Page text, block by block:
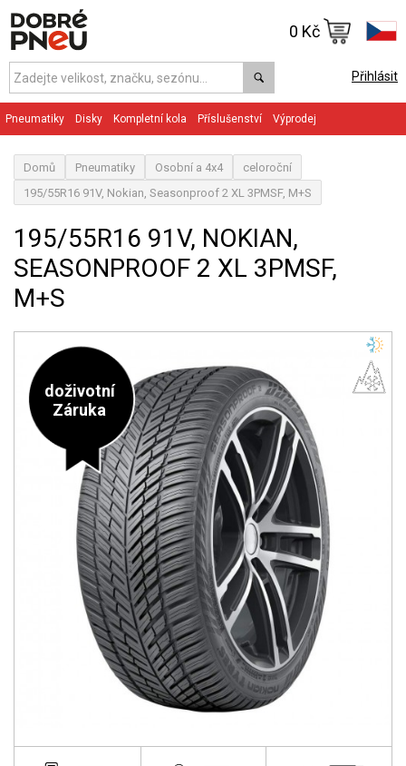
Přihlásit
0 Kč
Pneumatiky Disky Kompletní kola Příslušenství Výprodej
Domů Pneumatiky Osobní a 4x4
celoroční
195/55R16 91V, Nokian, Seasonproof 2 XL 3PMSF, M+S
195/55R16 91V, NOKIAN,
SEASONPROOF 2 XL 3PMSF,
M+S
doživotní
Záruka